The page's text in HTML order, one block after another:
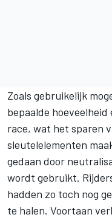
Zoals gebruikelijk
bepaalde
race, wat het sparen
sleutelelementen
gedaan door
wordt gebruikt.
hadden zo toch nog
te halen. Voortaan